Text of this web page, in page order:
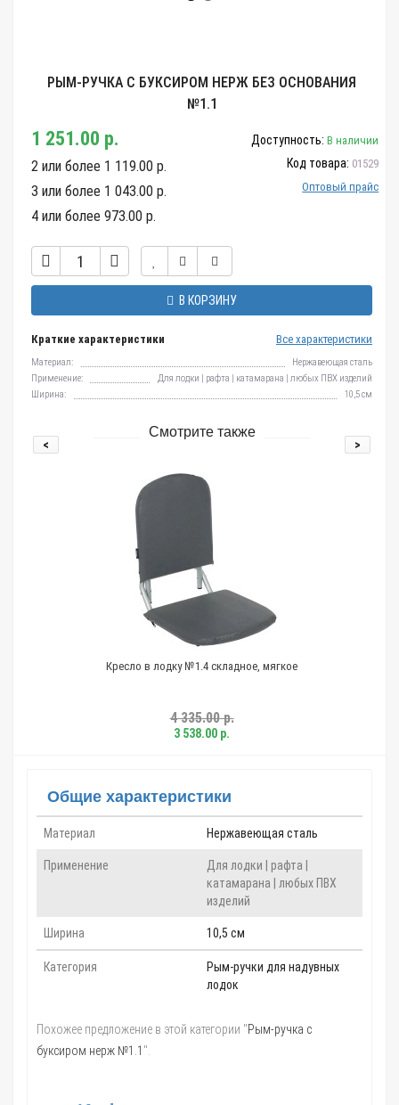
РЫМ-РУЧКА С БУКСИРОМ НЕРЖ БЕЗ ОСНОВАНИЯ
№1.1
1 251.00 р.
2 или более 1 119.00 р.
3 или более 1 043.00 р.
4 или более 973.00 р.
Доступность: В наличии
Код товара: 01529
Оптовый прайс
В КОРЗИНУ
Краткие характеристики Все характеристики
Материал:
Нержавеющая сталь
Применение:
Для лодки | рафта | катамарана | любых ПВХ изделий
Ширина:
10,5 см
Смотрите также
Кресло в лодку №1.4 складное, мягкое
4 335.00 р.
3 538.00 р.
< >
Общие характеристики
Материал Нержавеющая сталь
Применение
Для лодки | рафта |
катамарана | любых ПВХ
изделий
Ширина 10,5 см
Категория
Рым-ручки для надувных
лодок
Похожее предложение в этой категории "Рым-ручка с
буксиром нерж №1.1 ".